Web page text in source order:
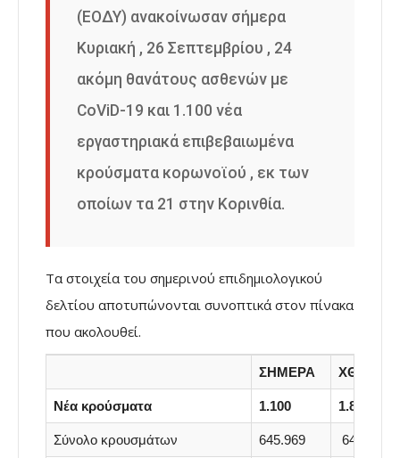
(ΕΟΔΥ) ανακοίνωσαν σήμερα
Κυριακή , 26 Σεπτεμβρίου , 24
ακόμη θανάτους ασθενών με
CoViD-19 και 1.100 νέα
εργαστηριακά επιβεβαιωμένα
κρούσματα κορωνοϊού , εκ των
οποίων τα 21 στην Κορινθία.
Τα στοιχεία του σημερινού επιδημιολογικού
δελτίου αποτυπώνονται συνοπτικά στον πίνακα
που ακολουθεί.
ΣΗΜΕΡΑ ΧΘΕΣ
Νέα κρούσματα 1.100 1.853
Σύνολο κρουσμάτων 645.969 644.869